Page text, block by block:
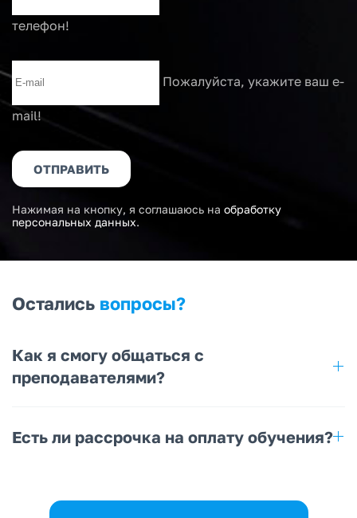
телефон!
Пожалуйста, укажите ваш e-
mail!
ОТПРАВИТЬ
Нажимая на кнопку, я соглашаюсь на обработку
персональных данных.
Остались вопросы?
Как я смогу общаться с
преподавателями?
Есть ли рассрочка на оплату обучения?